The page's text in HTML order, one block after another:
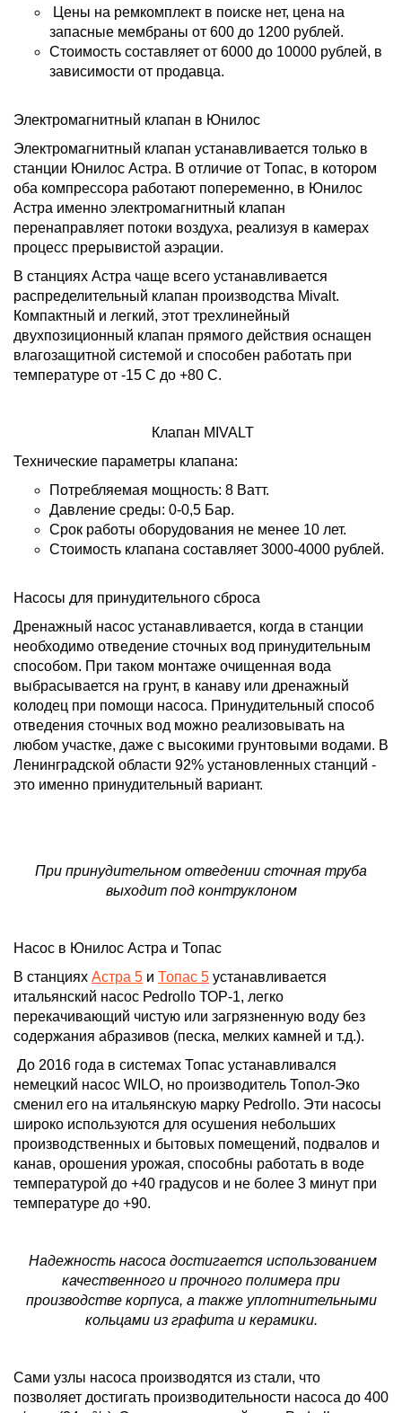
Цены на ремкомплект в поиске нет, цена на
запасные мембраны от 600 до 1200 рублей.
Стоимость составляет от 6000 до 10000 рублей, в
зависимости от продавца.
Электромагнитный клапан в Юнилос
Электромагнитный клапан устанавливается только в
станции Юнилос Астра. В отличие от Топас, в котором
оба компрессора работают попеременно, в Юнилос
Астра именно электромагнитный клапан
перенаправляет потоки воздуха, реализуя в камерах
процесс прерывистой аэрации.
В станциях Астра чаще всего устанавливается
распределительный клапан производства Mivalt.
Компактный и легкий, этот трехлинейный
двухпозиционный клапан прямого действия оснащен
влагозащитной системой и способен работать при
температуре от -15 C до +80 C.
Клапан MIVALT
Технические параметры клапана:
Потребляемая мощность: 8 Ватт.
Давление среды: 0-0,5 Бар.
Срок работы оборудования не менее 10 лет.
Стоимость клапана составляет 3000-4000 рублей.
Насосы для принудительного сброса
Дренажный насос устанавливается, когда в станции
необходимо отведение сточных вод принудительным
способом. При таком монтаже очищенная вода
выбрасывается на грунт, в канаву или дренажный
колодец при помощи насоса. Принудительный способ
отведения сточных вод можно реализовывать на
любом участке, даже с высокими грунтовыми водами. В
Ленинградской области 92% установленных станций -
это именно принудительный вариант.
При принудительном отведении сточная труба
выходит под контруклоном
Насос в Юнилос Астра и Топас
В станциях Астра 5 и Топас 5 устанавливается
итальянский насос Реdrollo ТОР-1, легко
перекачивающий чистую или загрязненную воду без
содержания абразивов (песка, мелких камней и т.д.).
До 2016 года в системах Топас устанавливался
немецкий насос WILO, но производитель Топол-Эко
сменил его на итальянскую марку Реdrollo. Эти насосы
широко используются для осушения небольших
производственных и бытовых помещений, подвалов и
канав, орошения урожая, способны работать в воде
температурой до +40 градусов и не более 3 минут при
температуре до +90.
Надежность насоса достигается использованием
качественного и прочного полимера при
производстве корпуса, а также уплотнительными
кольцами из графита и керамики.
Сами узлы насоса производятся из стали, что
позволяет достигать производительности насоса до 400